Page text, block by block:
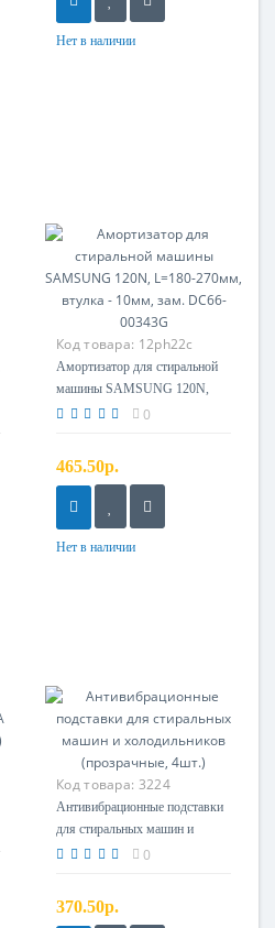
Нет в наличии
Код товара: 12ph22c
Амортизатор для стиральной
машины SAMSUNG 120N,
L=180-270мм, втулка - 10мм,
0
465.50р.
Нет в наличии
Код товара: 3224
Антивибрационные подставки
для стиральных машин и
холодильников (прозрачные,
0
370.50р.